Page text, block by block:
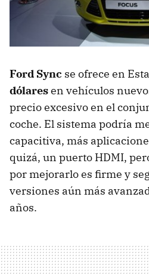
Ford Sync se ofrece en
dólaresen vehículos
precio excesivo en el
coche. El sistema podría
capacitiva, más
quizá, un puerto HDMI,
por mejorarlo es firme y
versiones aún más
años.